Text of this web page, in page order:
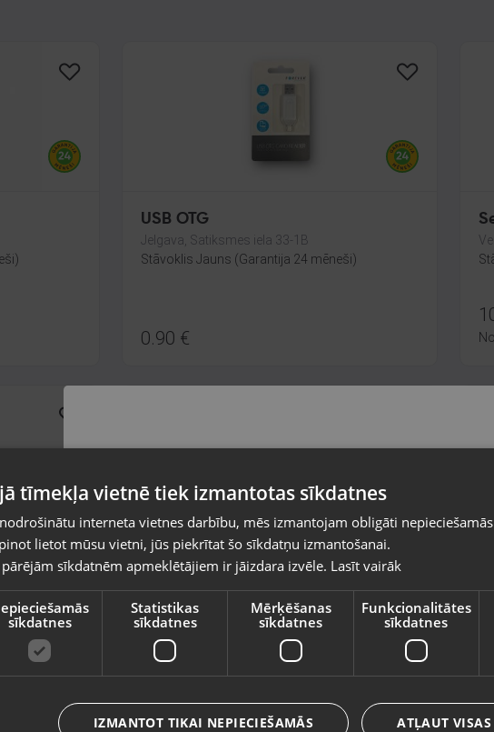
USB OTG
Jelgava, Satiksmes iela 33-1B
Stāvoklis Jauns (Garantija 24 mēneši)
0.90 € No
W Kingston 32GB USB 3.0 Flash Atmiņa
Stāvoklis Jauns (Garantija 24 mēneši)
13.00€
valsti
Vietnes saturs būs attēlots izvēlētajā valodā
Valsts
Valoda
Latviešu / Latvian
tīmekļa vietnē tiek izmantotas sīkdatnes
interneta vietnes darbību, mēs izmantojam obligāti
lietot mūsu vietni, jūs piekrītat šo sīkdatņu izmantošanai.
pārējām sīkdatnēm apmeklētājiem ir jāizdara izvēle. Lasīt vairāk
sīkdatnes
Statistikas
sīkdatnes
Mērķēšanas
sīkdatnes
Funkcionalitātes
sīkdatnes
ATĻAUT
IZMANTOT TIKAI NEPIECIEŠAMĀS